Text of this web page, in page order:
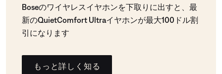
Boseのワイヤレスイヤホンを下取りに出すと、最
新のQuietComfort Ultraイヤホンが最大100ドル割
引になります
もっと詳しく知る